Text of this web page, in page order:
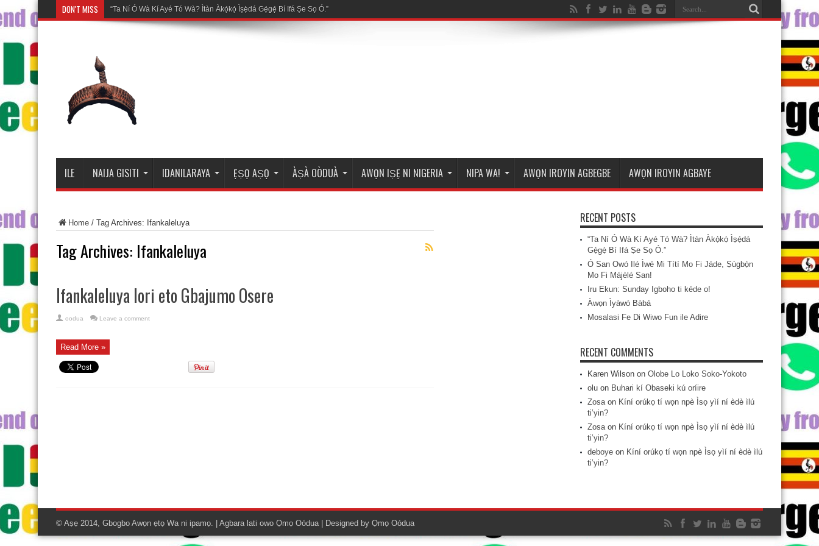
DON'T MISS Mo
ILE NAIJA GISITI IDANILARAYA ẸṢỌ AṢỌ ÀṢÀ OÒDUÀ AWỌN IṢẸ NI NIGERIA NIPA WA! AWỌN IROYIN AGBEGBE AWỌN IROYIN AGBAYE
Home / Tag Archives: Ifankaleluya
Tag Archives: Ifankaleluya
Ifankaleluya lori eto Gbajumo Osere
oodua Leave a comment
Read More »
RECENT POSTS
“Ta Ní Ó Wà Kí Ayé Tó Wà? Ìtàn Àkọ́kọ́ Ìṣẹ̀dá
Gẹ́gẹ́ Bí Ifá Ṣe Sọ Ó.”
Ó San Owó Ilé Ìwé Mi Títí Mo Fi Jáde, Ṣùgbọ́n
Mo Fi Májèlé San!
Iru Ekun: Sunday Igboho ti kéde o!
Àwọn Ìyàwó Bàbá
Mosalasi Fe Di Wiwo Fun ile Adire
RECENT COMMENTS
Karen Wilson on Olobe Lo Loko Soko-Yokoto
olu on Buhari kí Obaseki kú oríire
Zosaon Kíní orúkọ tí wọn npè Ìsọ yìí ní èdè ìlú
ti’yin?
Zosaon Kíní orúkọ tí wọn npè Ìsọ yìí ní èdè ìlú
ti’yin?
deboye on Kíní orúkọ tí wọn npè Ìsọ yìí ní èdè ìlú
ti’yin?
© Aṣẹ 2014, Gbogbo Awọn ẹtọ Wa ni ipamọ. | Agbara lati owo Ọmọ Oódua | Designed by Ọmọ Oódua